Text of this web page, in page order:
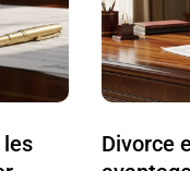
les
Divorce